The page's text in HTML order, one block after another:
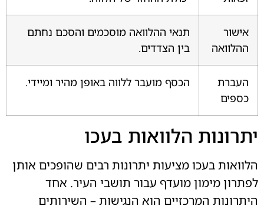
אישור
ההלוואה
תנאי ההלוואה מוסכמים והסכם נחתם
בין הצדדים.
העברת
כספים
הכסף מועבר ללווה באופן מהיר ומיידי.
יתרונות הלוואות בעכו
הלוואות בעכו מציעות יתרונות רבים שהופכים אותן
לפתרון מימון מועדף עבור תושבי העיר. אחד
היתרונות המרכזיים הוא הנגישות – השירותים